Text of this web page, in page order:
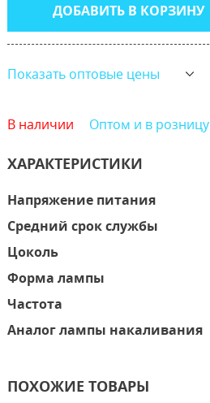
ДОБАВИТЬ В КОРЗИНУ
Показать оптовые цены
В наличии Оптом и в розницу
ХАРАКТЕРИСТИКИ
Напряжение питания
Средний срок службы
Цоколь
Форма лампы
Частота
Аналог лампы накаливания
ПОХОЖИЕ ТОВАРЫ